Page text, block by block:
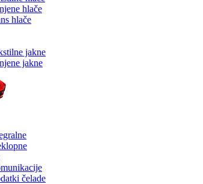
hlače
hlače
jakne
jakne
čelade